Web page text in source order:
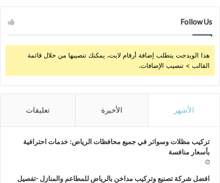
Follow Us
هذا الويدجت يتطلب إضافة أرقام لايت، يمكنك تنصيبها من خلال قائمة
القالب > تنصيب الإضافات.
الأشهر الأخيرة تعليقات
تركيب مظلات وسواتر في جميع محافظات الرياض: خدمات احترافية
بأسعار منافسة
افضل شركة تصنيع وتركيب مداخن بالرياض للمطاعم والمنازل -تفصيل